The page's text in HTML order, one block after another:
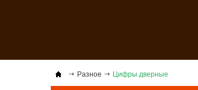
Разное Цифры дверные